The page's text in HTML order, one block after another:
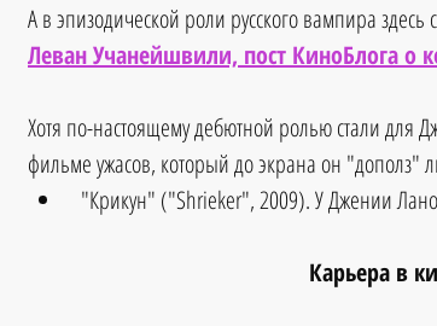
А в эпизодической роли русского вампира
Леван Учанейшвили, пост КиноБлога о
Хотя по-настоящему дебютной ролью стали для
фильме ужасов, который до экрана он "дополз"
"Крикун" ("Shrieker", 2009). У Джении
Карьера в